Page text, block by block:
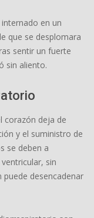
en un
que se desplomara
sentir un fuerte
sin aliento.
corazón deja de
y el suministro de
se deben a
sin
desencadenar